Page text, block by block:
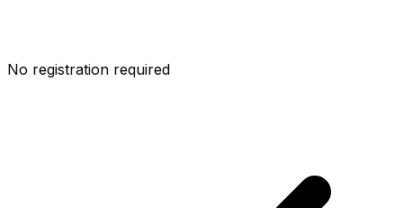
No registration required